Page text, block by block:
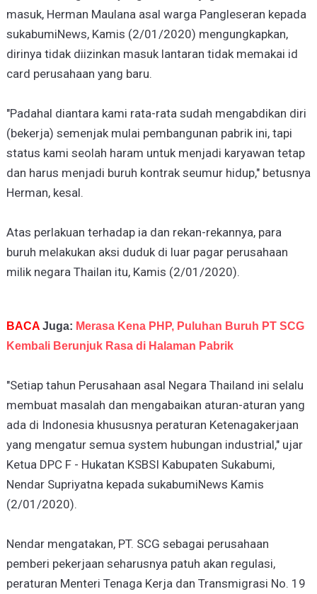
masuk, Herman Maulana asal warga Pangleseran kepada
sukabumiNews, Kamis (2/01/2020) mengungkapkan,
dirinya tidak diizinkan masuk lantaran tidak memakai id
card perusahaan yang baru.
"Padahal diantara kami rata-rata sudah mengabdikan diri
(bekerja) semenjak mulai pembangunan pabrik ini, tapi
status kami seolah haram untuk menjadi karyawan tetap
dan harus menjadi buruh kontrak seumur hidup," betusnya
Herman, kesal.
Atas perlakuan terhadap ia dan rekan-rekannya, para
buruh melakukan aksi duduk di luar pagar perusahaan
milik negara Thailan itu, Kamis (2/01/2020).
BACAJuga: Merasa Kena PHP, Puluhan Buruh PT SCG
Kembali Berunjuk Rasa di Halaman Pabrik
"Setiap tahun Perusahaan asal Negara Thailand ini selalu
membuat masalah dan mengabaikan aturan-aturan yang
ada di Indonesia khususnya peraturan Ketenagakerjaan
yang mengatur semua system hubungan industrial," ujar
Ketua DPC F - Hukatan KSBSI Kabupaten Sukabumi,
Nendar Supriyatna kepada sukabumiNews Kamis
(2/01/2020).
Nendar mengatakan, PT. SCG sebagai perusahaan
pemberi pekerjaan seharusnya patuh akan regulasi,
peraturan Menteri Tenaga Kerja dan Transmigrasi No. 19